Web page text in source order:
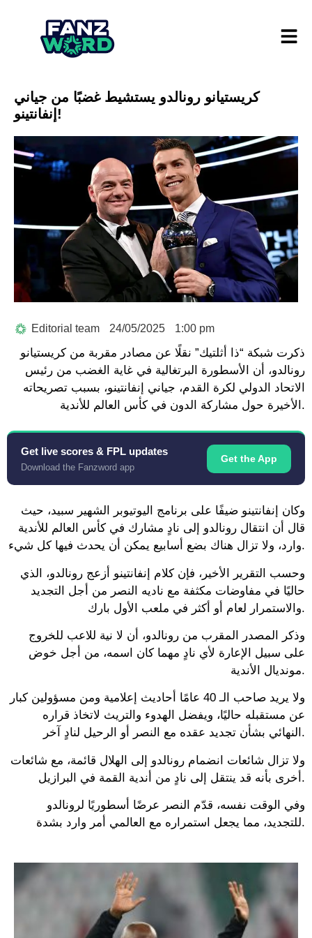
كريستيانو رونالدو يستشيط غضبًا من جياني
إنفانتينو!
Editorial team 24/05/2025 1:00 pm
ذكرت شبكة “ذا أثلتيك” نقلًا عن مصادر مقربة من كريستيانو
رونالدو، أن الأسطورة البرتغالية في غاية الغضب من رئيس
الاتحاد الدولي لكرة القدم، جياني إنفانتينو، بسبب تصريحاته
الأخيرة حول مشاركة الدون في كأس العالم للأندية.
Get live scores & FPL updates
Download the Fanzword app
Get the App
وكان إنفانتينو ضيفًا على برنامج اليوتيوبر الشهير سبيد، حيث
قال أن انتقال رونالدو إلى نادٍ مشارك في كأس العالم للأندية
وارد، ولا تزال هناك بضع أسابيع يمكن أن يحدث فيها كل شيء.
وحسب التقرير الأخير، فإن كلام إنفانتينو أزعج رونالدو، الذي
حاليًا في مفاوضات مكثفة مع ناديه النصر من أجل التجديد
والاستمرار لعام أو أكثر في ملعب الأول بارك.
وذكر المصدر المقرب من رونالدو، أن لا نية للاعب للخروج
على سبيل الإعارة لأي نادٍ مهما كان اسمه، من أجل خوض
مونديال الأندية.
ولا يريد صاحب الـ 40 عامًا أحاديث إعلامية ومن مسؤولين كبار
عن مستقبله حاليًا، ويفضل الهدوء والتريث لاتخاذ قراره
النهائي بشأن تجديد عقده مع النصر أو الرحيل لنادٍ آخر.
ولا تزال شائعات انضمام رونالدو إلى الهلال قائمة، مع شائعات
أخرى بأنه قد ينتقل إلى نادٍ من أندية القمة في البرازيل.
وفي الوقت نفسه، قدّم النصر عرضًا أسطوريًا لرونالدو
للتجديد، مما يجعل استمراره مع العالمي أمر وارد بشدة.